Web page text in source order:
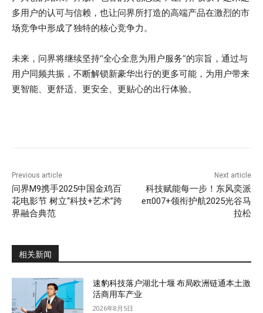
多用户的认可与信赖，也让问界所打造的高端产品在激烈的市
场竞争中形成了独特的核心竞争力。
未来，问界将继续坚持“全心全意为用户服务”的宗旨，通过与
用户同频共振，不断解锁新豪华出行的更多可能，为用户带来
更智能、更舒适、更安全、更贴心的出行体验。
Previous article
问界M9携手2025中国金鸡百
花电影节 树立“科技+艺术”跨
界融合典范
Next article
科技赋能每一步！东风奕派
eπ007+领衔护航2025光谷马
拉松
相关新闻
速豹科技落户湖北十堰 布局欧洲链通本土激
活商用车产业
2026年8月5日